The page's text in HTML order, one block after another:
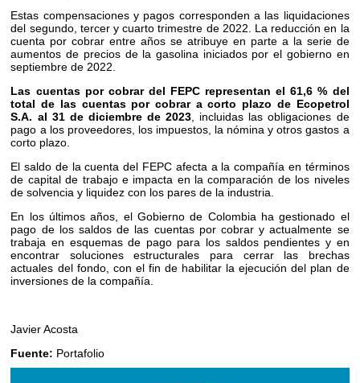
Estas compensaciones y pagos corresponden a las liquidaciones
del segundo, tercer y cuarto trimestre de 2022. La reducción en la
cuenta por cobrar entre años se atribuye en parte a la serie de
aumentos de precios de la gasolina iniciados por el gobierno en
septiembre de 2022.
Las cuentas por cobrar del FEPC representan el 61,6 % del
total de las cuentas por cobrar a corto plazo de Ecopetrol
S.A. al 31 de diciembre de 2023 , incluidas las obligaciones de
pago a los proveedores, los impuestos, la nómina y otros gastos a
corto plazo.
El saldo de la cuenta del FEPC afecta a la compañía en términos
de capital de trabajo e impacta en la comparación de los niveles
de solvencia y liquidez con los pares de la industria.
En los últimos años, el Gobierno de Colombia ha gestionado el
pago de los saldos de las cuentas por cobrar y actualmente se
trabaja en esquemas de pago para los saldos pendientes y en
encontrar soluciones estructurales para cerrar las brechas
actuales del fondo, con el fin de habilitar la ejecución del plan de
inversiones de la compañía.
Javier Acosta
Fuente: Portafolio